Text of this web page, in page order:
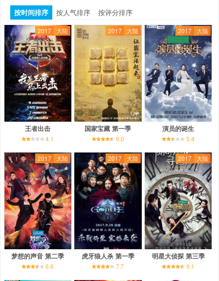
按时间排序
按人气排序 按评分排序
2017 大陆
王者出击
4.1
2017 大陆
国家宝藏 第一季
9.0
2017 大陆
演员的诞生
5.4
2017 大陆
梦想的声音 第二季
6.6
2017 大陆
虎牙狼人杀 第一季
7.7
2017 大陆
明星大侦探 第三季
9.1